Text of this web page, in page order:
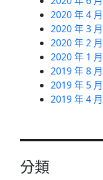
2020 年 4 月
2020 年 3 月
2020 年 2 月
2020 年 1 月
2019 年 8 月
2019 年 5 月
2019 年 4 月
分類